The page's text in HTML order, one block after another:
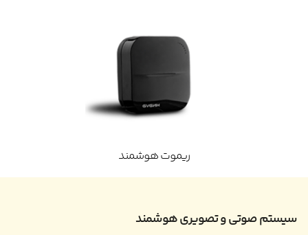
ریموت هوشمند
سیستم صوتی و تصویری هوشمند